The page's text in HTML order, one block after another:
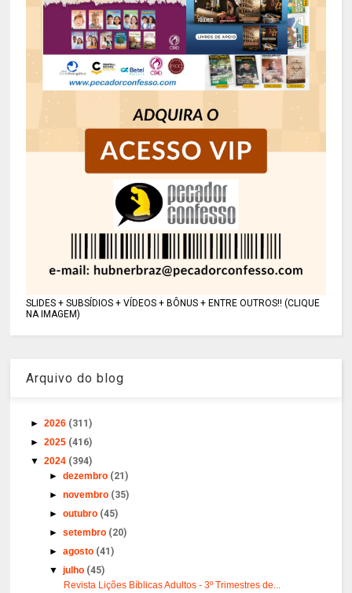
SLIDES + SUBSÍDIOS + VÍDEOS + BÔNUS + ENTRE OUTROS!! (CLIQUE
NA IMAGEM)
Arquivo do blog
►2026 (311)
►2025 (416)
▼2024 (394)
►dezembro (21)
►novembro (35)
►outubro (45)
►setembro (20)
►agosto (41)
▼julho (45)
Revista Lições Bíblicas Adultos - 3º Trimestres de...